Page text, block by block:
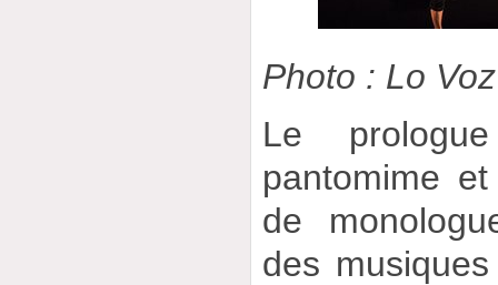
Photo : Lo
Le
pantomime
de
des